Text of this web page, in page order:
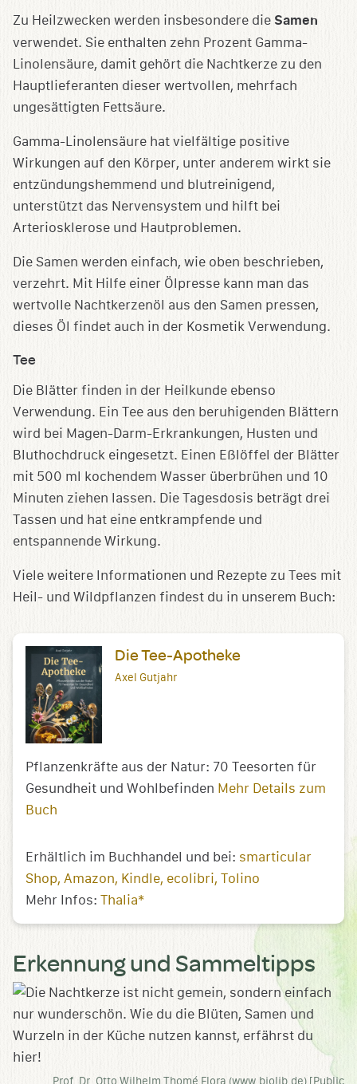
Zu Heilzwecken werden insbesondere die Samen
verwendet. Sie enthalten zehn Prozent Gamma-
Linolensäure, damit gehört die Nachtkerze zu den
Hauptlieferanten dieser wertvollen, mehrfach
ungesättigten Fettsäure.
Gamma-Linolensäure hat vielfältige positive
Wirkungen auf den Körper, unter anderem wirkt sie
entzündungshemmend und blutreinigend,
unterstützt das Nervensystem und hilft bei
Arteriosklerose und Hautproblemen.
Die Samen werden einfach, wie oben beschrieben,
verzehrt. Mit Hilfe einer Ölpresse kann man das
wertvolle Nachtkerzenöl aus den Samen pressen,
dieses Öl findet auch in der Kosmetik Verwendung.
Tee
Die Blätter finden in der Heilkunde ebenso
Verwendung. Ein Tee aus den beruhigenden Blättern
wird bei Magen-Darm-Erkrankungen, Husten und
Bluthochdruck eingesetzt. Einen Eßlöffel der Blätter
mit 500 ml kochendem Wasser überbrühen und 10
Minuten ziehen lassen. Die Tagesdosis beträgt drei
Tassen und hat eine entkrampfende und
entspannende Wirkung.
Viele weitere Informationen und Rezepte zu Tees mit
Heil- und Wildpflanzen findest du in unserem Buch:
Die Tee-Apotheke
Axel Gutjahr
Pflanzenkräfte aus der Natur: 70 Teesorten für
Gesundheit und Wohlbefinden Mehr Details zum
Buch
Erhältlich im Buchhandel und bei: smarticular
Shop Amazon Kindle ecolibri Tolino
Mehr Infos: Thalia*
Erkennung und Sammeltipps